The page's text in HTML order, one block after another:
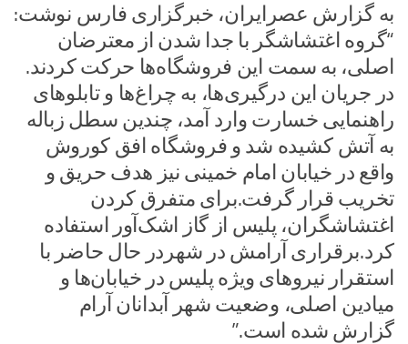
به گزارش عصرایران، خبرگزاری فارس نوشت:
“گروه اغتشاشگر با جدا شدن از معترضان
اصلی، به سمت این فروشگاه‌ها حرکت کردند.
در جریان این درگیری‌ها، به چراغ‌ها و تابلوهای
راهنمایی خسارت وارد آمد، چندین سطل زباله
به آتش کشیده شد و فروشگاه افق کوروش
واقع در خیابان امام خمینی نیز هدف حریق و
تخریب قرار گرفت.برای متفرق کردن
اغتشاشگران، پلیس از گاز اشک‌آور استفاده
کرد.برقراری آرامش در شهردر حال حاضر با
استقرار نیروهای ویژه پلیس در خیابان‌ها و
میادین اصلی، وضعیت شهر آبدانان آرام
گزارش شده است.”